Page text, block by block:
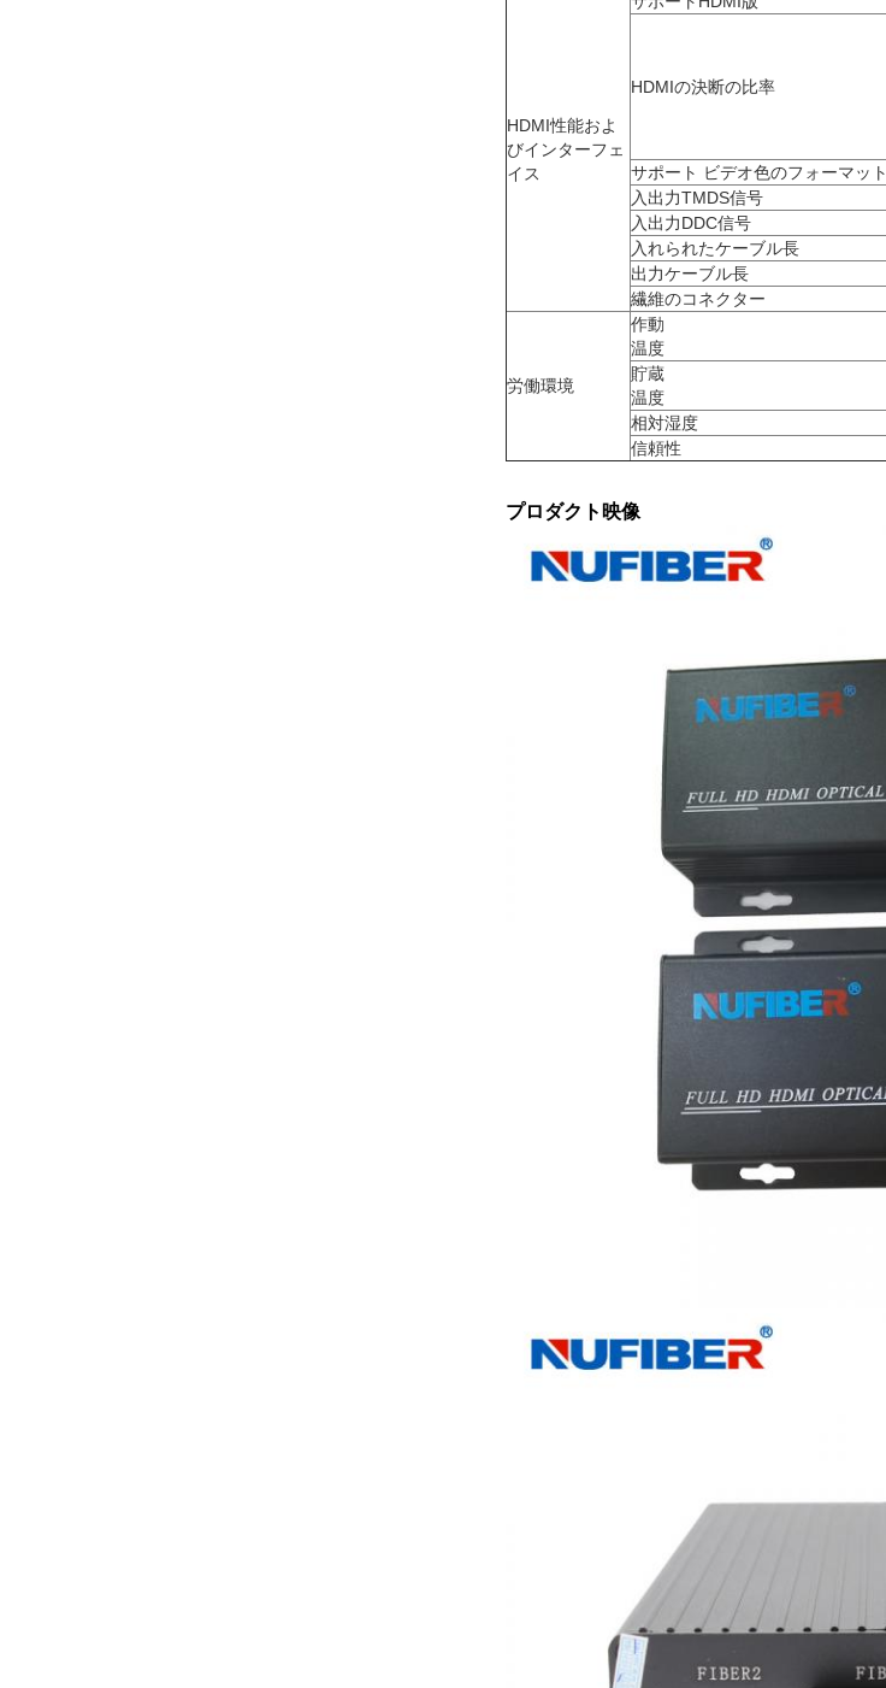
HDMI性能およ
びインターフェ
イス
HDMIの決断の比率
サポート ビデオ色のフォーマット
入出力TMDS信号
入出力DDC信号
入れられたケーブル長
出力ケーブル長
繊維のコネクター
労働環境
作動
温度
貯蔵
温度
相対湿度
信頼性
プロダクト映像